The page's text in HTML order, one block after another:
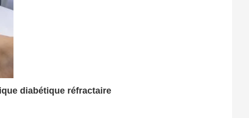
diabétique réfractaire